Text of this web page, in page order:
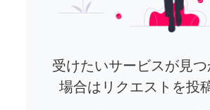
受けたいサービスが見
場合はリクエストを投